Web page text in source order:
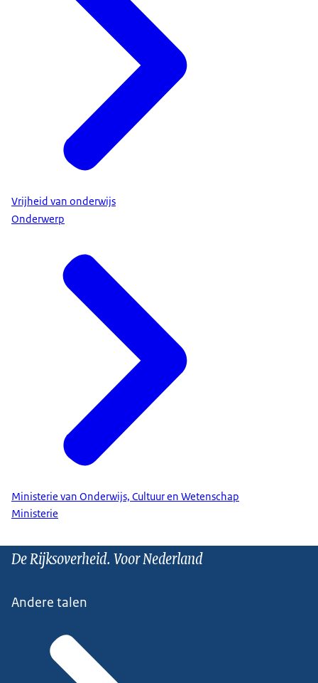
Vrijheid van onderwijs
Onderwerp
Ministerie van Onderwijs, Cultuur en Wetenschap
Ministerie
De Rijksoverheid. Voor Nederland
Andere talen